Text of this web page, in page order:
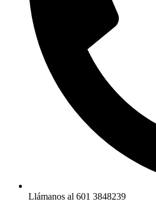
Llámanos al 601 3848239